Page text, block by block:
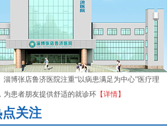
淄博张店鲁济医院注重“以病患满足为中心”医疗理
为患者朋友提供舒适的就诊环 【详情】
关注